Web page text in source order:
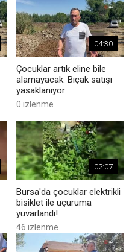
04:30
Çocuklar artık eline bile
alamayacak: Bıçak satışı
yasaklanıyor
0 izlenme
02:07
Bursa'da çocuklar elektrikli
bisiklet ile uçuruma
yuvarlandı!
46 izlenme